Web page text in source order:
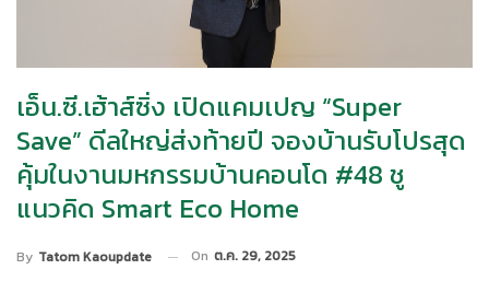
เอ็น.ซี.เฮ้าส์ซิ่ง เปิดแคมเปญ “Super
Save” ดีลใหญ่ส่งท้ายปี จองบ้านรับโปรสุด
คุ้มในงานมหกรรมบ้านคอนโด #48 ชู
แนวคิด Smart Eco Home
By Tatom Kaoupdate On ต.ค. 29, 2025